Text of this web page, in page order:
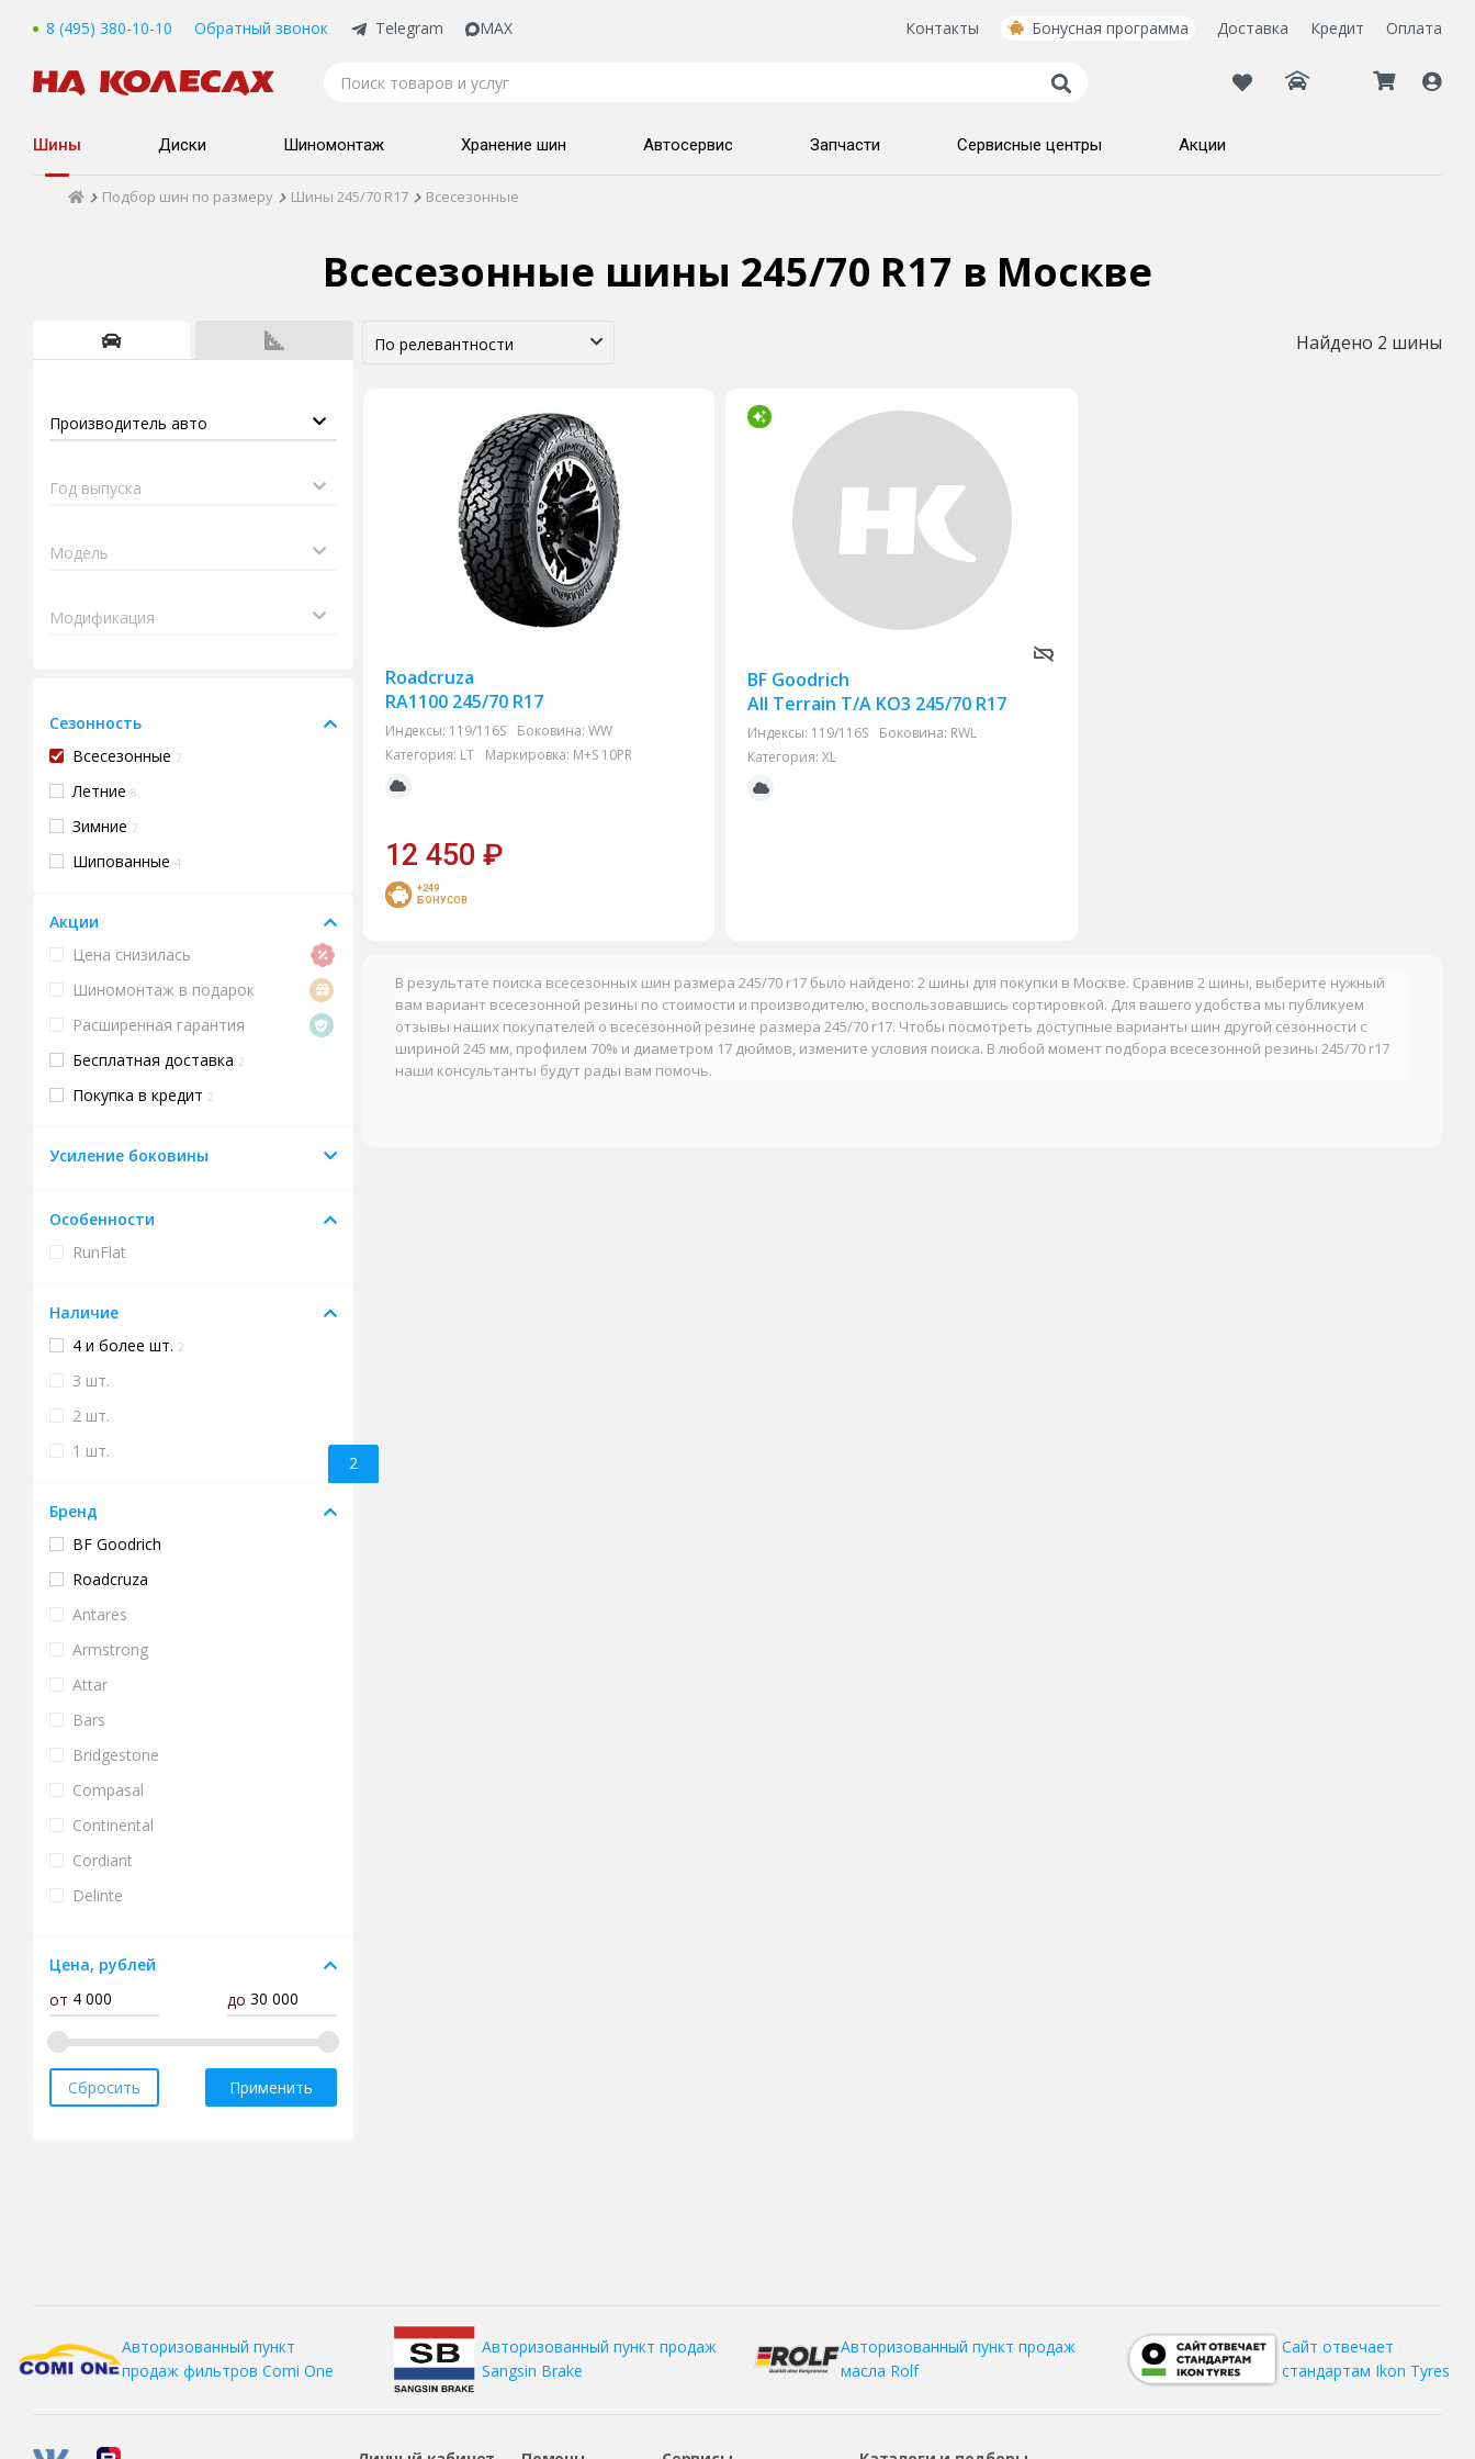
8 (495) 380-10-10 Обратный звонок Telegram MAX Контакты Бонусная программа Доставка Кредит Оплата
Шины Диски Шиномонтаж Хранение шин Автосервис Запчасти Сервисные центры Акции
Подбор шин по размеру Шины 245/70 R17 Всесезонные
Всесезонные шины 245/70 R17 в Москве
Сезонность
Всесезонные 2
Летние 8
Зимние 2
Шипованные 4
Акции
Цена снизилась
Шиномонтаж в подарок
Расширенная гарантия
Бесплатная доставка 2
Покупка в кредит 2
Усиление боковины
Особенности
RunFlat
Наличие
4 и более шт. 2
3 шт.
2 шт.
1 шт.
Бренд
BF Goodrich
Roadcruza
Antares
Armstrong
Attar
Bars
Bridgestone
Compasal
Continental
Cordiant
Delinte
Doublestar
Dunlop
Fortune
Forward
Gislaved
Ikon
Цена, рублей
от
до
Применить
Сбросить
2
Найдено 2 шины
Roadcruza
RA1100 245/70 R17
Индексы: 119/116S Боковина: WW
Категория: LT Маркировка: M+S 10PR
12 450 ₽
+249
БОНУСОВ
BF Goodrich
All Terrain T/A KO3 245/70 R17
Индексы: 119/116S Боковина: RWL
Категория: XL
В результате поиска всесезонных шин размера 245/70 r17 было найдено: 2 шины для покупки в Москве. Сравнив 2 шины, выберите нужный
вам вариант всесезонной резины по стоимости и производителю, воспользовавшись сортировкой. Для вашего удобства мы публикуем
отзывы наших покупателей о всесезонной резине размера 245/70 r17. Чтобы посмотреть доступные варианты шин другой сезонности с
шириной 245 мм, профилем 70% и диаметром 17 дюймов, измените условия поиска. В любой момент подбора всесезонной резины 245/70 r17
наши консультанты будут рады вам помочь.
Авторизованный пункт
продаж фильтров Comi One
Авторизованный пункт продаж
Sangsin Brake
Авторизованный пункт продаж
масла Rolf
Сайт отвечает
стандартам Ikon Tyres